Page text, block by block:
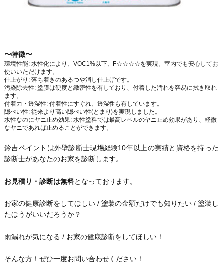
〜特徴〜
環境性能: 水性化により、VOC1%以下、F☆☆☆☆を実現。室内でも安心してお
使いいただけます。
仕上がり: 落ち着きのあるつや消し仕上げです。
汚染除去性: 塗膜は硬度と緻密性を有しており、付着した汚れを容易に拭き取れ
ます。
付着力・透湿性: 付着性にすぐれ、透湿性も有しています。
隠ぺい性: 従来より高い隠ぺい性(とまり)を実現しました。
水性なのにヤニ止め効果: 水性塗料では最高レベルのヤニ止め効果があり、軽微
なヤニであれば止めることができます。
鈴吉ペイントは外壁診断士現場経験10年以上の実績と資格を持った
診断士があなたのお家を診断します。
お見積り・診断は無料となっております。
お家の健康診断をしてほしい / 塗装の金額だけでも知りたい / 塗装し
たほうがいいだろうか？
雨漏れが気になる / お家の健康診断をしてほしい！
そんな方！ぜひ一度お問い合わせください！